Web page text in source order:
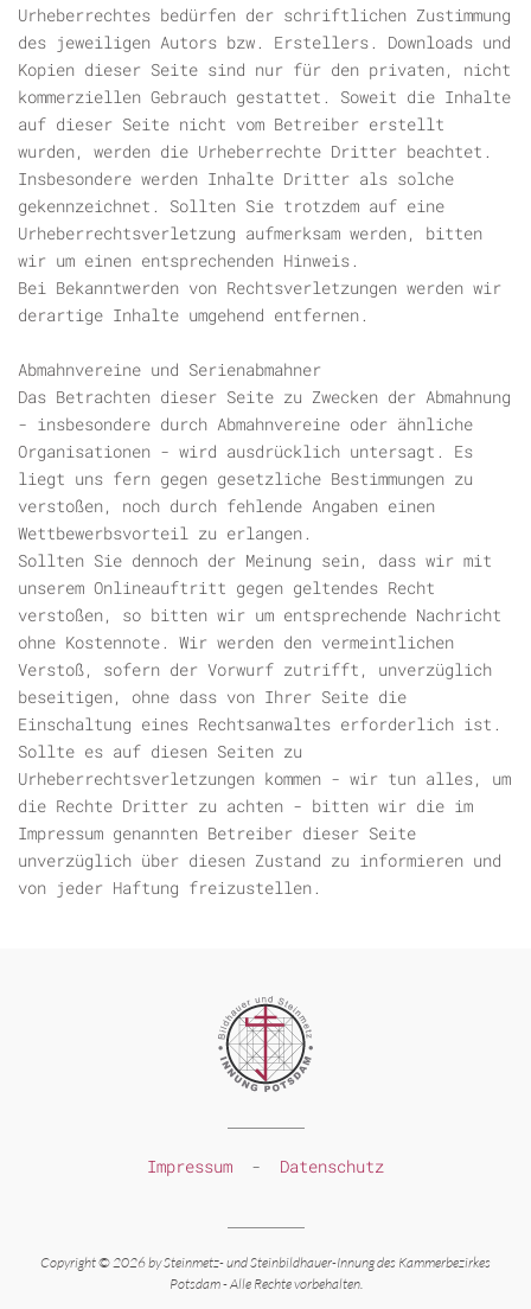
Urheberrechtes bedürfen der schriftlichen Zustimmung
des jeweiligen Autors bzw. Erstellers. Downloads und
Kopien dieser Seite sind nur für den privaten, nicht
kommerziellen Gebrauch gestattet. Soweit die Inhalte
auf dieser Seite nicht vom Betreiber erstellt
wurden, werden die Urheberrechte Dritter beachtet.
Insbesondere werden Inhalte Dritter als solche
gekennzeichnet. Sollten Sie trotzdem auf eine
Urheberrechtsverletzung aufmerksam werden, bitten
wir um einen entsprechenden Hinweis.
Bei Bekanntwerden von Rechtsverletzungen werden wir
derartige Inhalte umgehend entfernen.
Abmahnvereine und Serienabmahner
Das Betrachten dieser Seite zu Zwecken der Abmahnung
- insbesondere durch Abmahnvereine oder ähnliche
Organisationen - wird ausdrücklich untersagt. Es
liegt uns fern gegen gesetzliche Bestimmungen zu
verstoßen, noch durch fehlende Angaben einen
Wettbewerbsvorteil zu erlangen.
Sollten Sie dennoch der Meinung sein, dass wir mit
unserem Onlineauftritt gegen geltendes Recht
verstoßen, so bitten wir um entsprechende Nachricht
ohne Kostennote. Wir werden den vermeintlichen
Verstoß, sofern der Vorwurf zutrifft, unverzüglich
beseitigen, ohne dass von Ihrer Seite die
Einschaltung eines Rechtsanwaltes erforderlich ist.
Sollte es auf diesen Seiten zu
Urheberrechtsverletzungen kommen - wir tun alles, um
die Rechte Dritter zu achten - bitten wir die im
Impressum genannten Betreiber dieser Seite
unverzüglich über diesen Zustand zu informieren und
von jeder Haftung freizustellen.
Impressum - Datenschutz
Copyright © 2026 by Steinmetz-und Steinbildhauer-Innung des Kammerbezirkes
Potsdam -Alle Rechte vorbehalten.